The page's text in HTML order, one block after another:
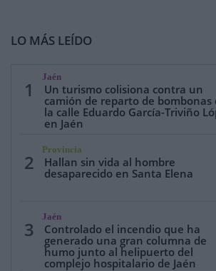
LO MÁS LEÍDO
1
Jaén
Un turismo colisiona contra un
camión de reparto de bombonas
la calle Eduardo García-Triviño
en Jaén
2
Provincia
Hallan sin vida al hombre
desaparecido en Santa Elena
3
Jaén
Controlado el incendio que ha
generado una gran columna de
humo junto al helipuerto del
complejo hospitalario de Jaén